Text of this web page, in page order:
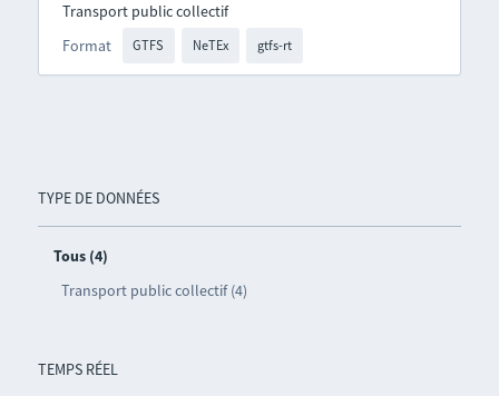
TYPE DE DONNÉES
Tous (4)
Transport public collectif (4)
TEMPS RÉEL
Format GTFS NeTEx gtfs-rt
Transport public collectif